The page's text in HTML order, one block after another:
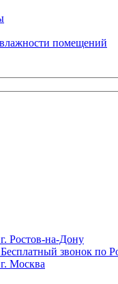
помещений
г. Ростов-на-Дону
Бесплатный звонок по
г. Москва